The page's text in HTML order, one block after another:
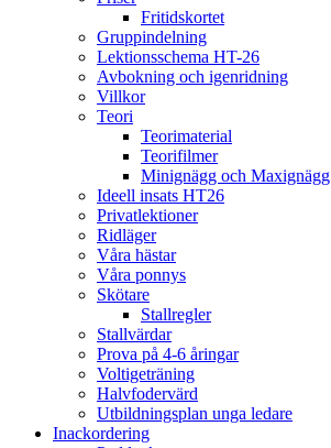
Fritidskortet
Gruppindelning
Lektionsschema HT-26
Avbokning och igenridning
Villkor
Teori
Teorimaterial
Teorifilmer
Minignägg och Maxignägg
Ideell insats HT26
Privatlektioner
Ridläger
Våra hästar
Våra ponnys
Skötare
Stallregler
Stallvärdar
Prova på 4-6 åringar
Voltigeträning
Halvfodervärd
Utbildningsplan unga ledare
Inackordering